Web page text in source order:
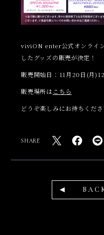
viviON enter公式オンライ
したグッズの販売が決定！
販売開始日：11月20日(月
販売場所はこちら
どうぞ楽しみにお待ちくださ
SHARE